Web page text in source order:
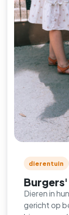
dierentuin
Dieren in
gericht op